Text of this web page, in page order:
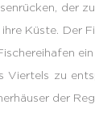
der
Küste. Der
Viertels zu
der